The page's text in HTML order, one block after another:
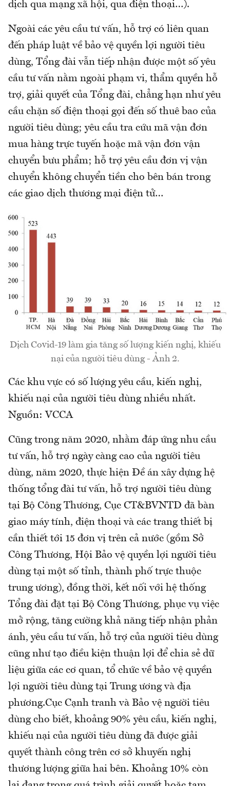
dịch qua mạng xã hội, qua điện thoại…).
Ngoài các yêu cầu tư vấn, hỗ trợ có liên quan
đến pháp luật về bảo vệ quyền lợi người tiêu
dùng, Tổng đài vẫn tiếp nhận được một số yêu
cầu tư vấn nằm ngoài phạm vi, thẩm quyền hỗ
trợ, giải quyết của Tổng đài, chẳng hạn như yêu
cầu chặn số điện thoại gọi đến số thuê bao của
người tiêu dùng; yêu cầu tra cứu mã vận đơn
mua hàng trực tuyến hoặc mã vận đơn vận
chuyển bưu phẩm; hỗ trợ yêu cầu đơn vị vận
chuyển không chuyển tiền cho bên bán trong
các giao dịch thương mại điện tử…
Dịch Covid-19 làm gia tăng số lượng kiến nghị, khiếu
nại của người tiêu dùng - Ảnh 2.
Các khu vực có số lượng yêu cầu, kiến nghị,
khiếu nại của người tiêu dùng nhiều nhất.
Nguồn: VCCA
Cũng trong năm 2020, nhằm đáp ứng nhu cầu
tư vấn, hỗ trợ ngày càng cao của người tiêu
dùng, năm 2020, thực hiện Đề án xây dựng hệ
thống tổng đài tư vấn, hỗ trợ người tiêu dùng
tại Bộ Công Thương, Cục CT&BVNTD đã bàn
giao máy tính, điện thoại và các trang thiết bị
cần thiết tới 15 đơn vị trên cả nước (gồm Sở
Công Thương, Hội Bảo vệ quyền lợi người tiêu
dùng tại một số tỉnh, thành phố trực thuộc
trung ương), đồng thời, kết nối với hệ thống
Tổng đài đặt tại Bộ Công Thương, phục vụ việc
mở rộng, tăng cường khả năng tiếp nhận phản
ánh, yêu cầu tư vấn, hỗ trợ của người tiêu dùng
cũng như tạo điều kiện thuận lợi để chia sẻ dữ
liệu giữa các cơ quan, tổ chức về bảo vệ quyền
lợi người tiêu dùng tại Trung ương và địa
phương.Cục Cạnh tranh và Bảo vệ người tiêu
dùng cho biết, khoảng 90% yêu cầu, kiến nghị,
khiếu nại của người tiêu dùng đã được giải
quyết thành công trên cơ sở khuyến nghị
thương lượng giữa hai bên. Khoảng 10% còn